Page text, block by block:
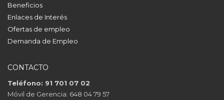
Beneficios
Enlaces de Interés
Ofertas de empleo
Demanda de Empleo
CONTACTO
Teléfono: 91 701 07 02
Móvil de Gerencia: 648 04 79 57